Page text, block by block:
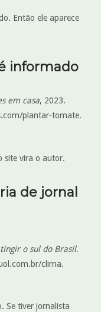
Então ele aparece
informado
em casa, 2023.
plantar-tomate.
site vira o autor.
de jornal
o sul do Brasil.
clima.
Se tiver jornalista